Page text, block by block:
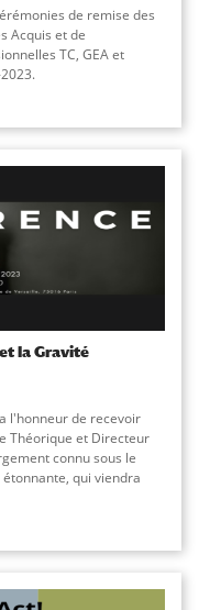
de remise des
Acquis et de
TC, GEA et
la Gravité
l'honneur de recevoir
Théorique et Directeur
connu sous le
étonnante, qui viendra